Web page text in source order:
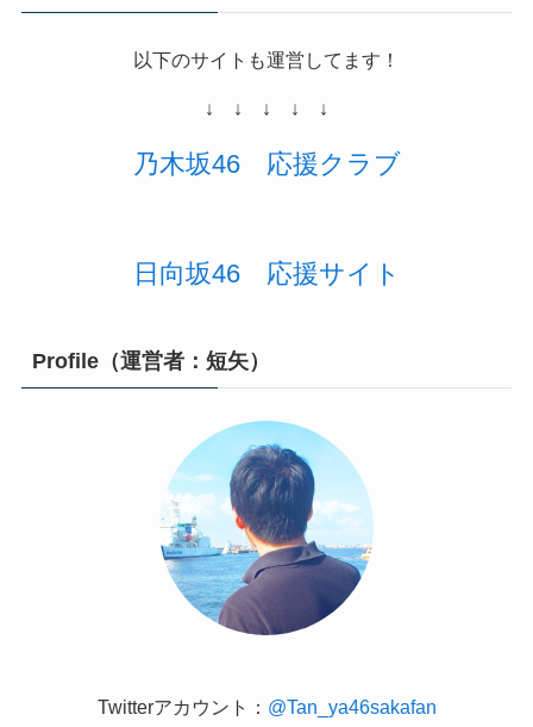
以下のサイトも運営してます！
↓ ↓ ↓ ↓ ↓
乃木坂46 応援クラブ
日向坂46 応援サイト
Profile（運営者：短矢）
Twitterアカウント： @Tan_ya46sakafan